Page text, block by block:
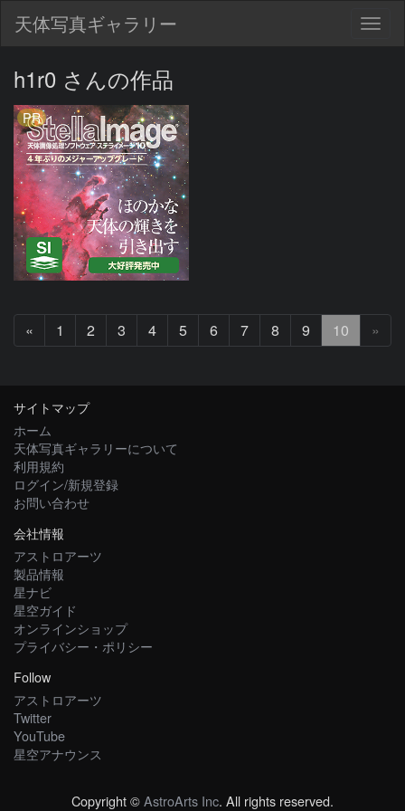
天体写真ギャラリー
h1r0 さんの作品
PR
«
へ
1 2 3 4 5 6 7 8 9 10 »
サイトマップ
ホーム
天体写真ギャラリーについて
利用規約
ログイン/新規登録
お問い合わせ
会社情報
アストロアーツ
製品情報
星ナビ
星空ガイド
オンラインショップ
プライバシー・ポリシー
Follow
アストロアーツ
Twitter
YouTube
星空アナウンス
Copyright ©AstroArts Inc. All rights reserved.